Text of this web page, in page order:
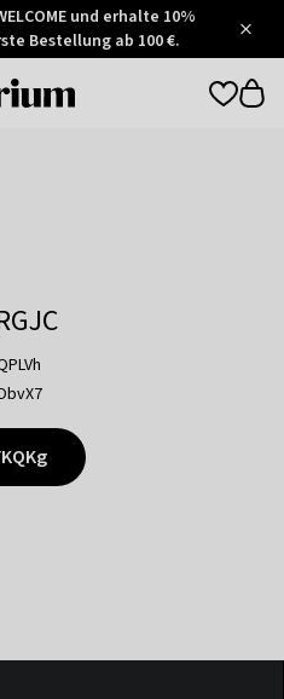
und erhalte 10%
Bestellung ab 100 €.
Otrium